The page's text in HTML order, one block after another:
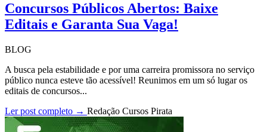
Concursos Públicos Abertos: Baixe
Editais e Garanta Sua Vaga!
BLOG
A busca pela estabilidade e por uma carreira promissora no serviço
público nunca esteve tão acessível! Reunimos em um só lugar os
editais de concursos...
Ler post completo → Redação Cursos Pirata